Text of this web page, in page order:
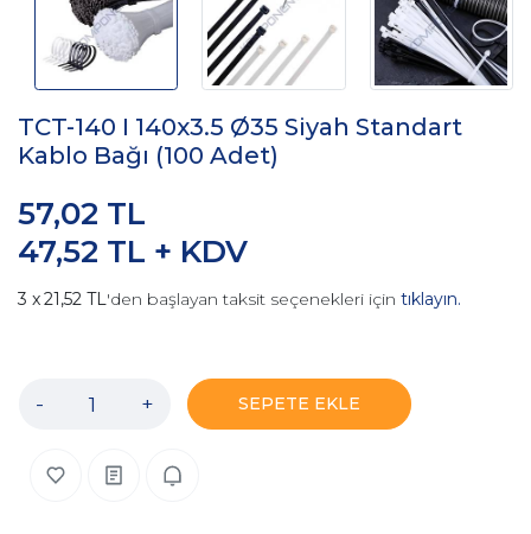
TCT-140 I 140x3.5 Ø35 Siyah Standart
Kablo Bağı (100 Adet)
47,52 TL + KDV
57,02 TL
21,52 TL'den başlayan taksit seçenekleri için tıklayın.
- + SEPETE EKLE